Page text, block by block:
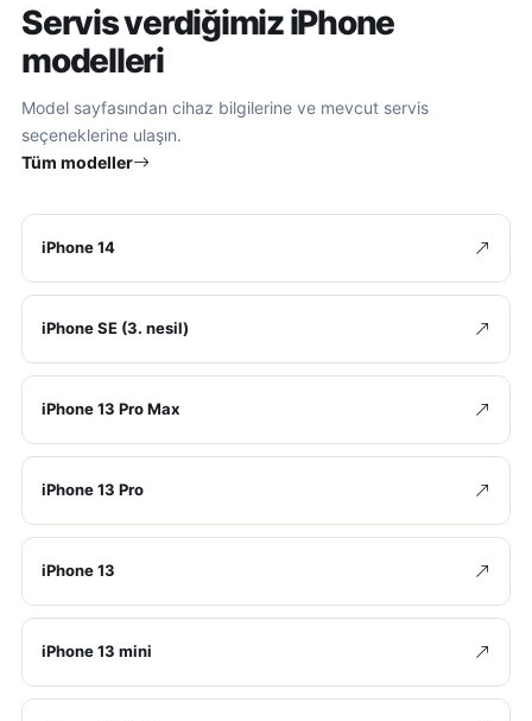
Servis verdiğimiz iPhone
modelleri
Model sayfasından cihaz bilgilerine ve mevcut servis
seçeneklerine ulaşın.
Tüm modeller
iPhone 14
iPhone SE (3. nesil)
iPhone 13 Pro Max
iPhone 13 Pro
iPhone 13
iPhone 13 mini